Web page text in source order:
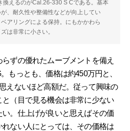
換えるのがCal.26-330 S Cである。基本
、耐久性や整備性などが向上してい
アリングによる保持。にもかかわら
は非常に小さい。
ずの優れたムーブメントを備え
もっとも、価格は約450万円と、
えないほど高額だ。従って興味の
（目で見る機会は非常に少ない
。仕上げが良いと思えばその価
ない人にとっては、その価格は